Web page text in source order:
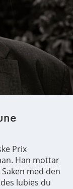
Prix
Han mottar
med den
lubies du